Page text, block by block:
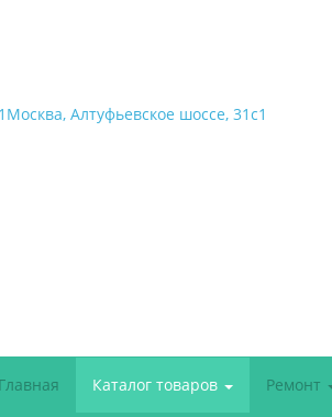
Москва, Алтуфьевское шоссе, 31с1
Главная
Каталог товаров Ремонт